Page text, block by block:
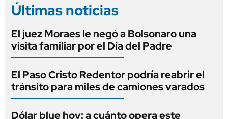
Últimas noticias
El juez Moraes le negó a Bolsonaro una
visita familiar por el Día del Padre
El Paso Cristo Redentor podría reabrir el
tránsito para miles de camiones varados
Dólar blue hoy: a cuánto opera este